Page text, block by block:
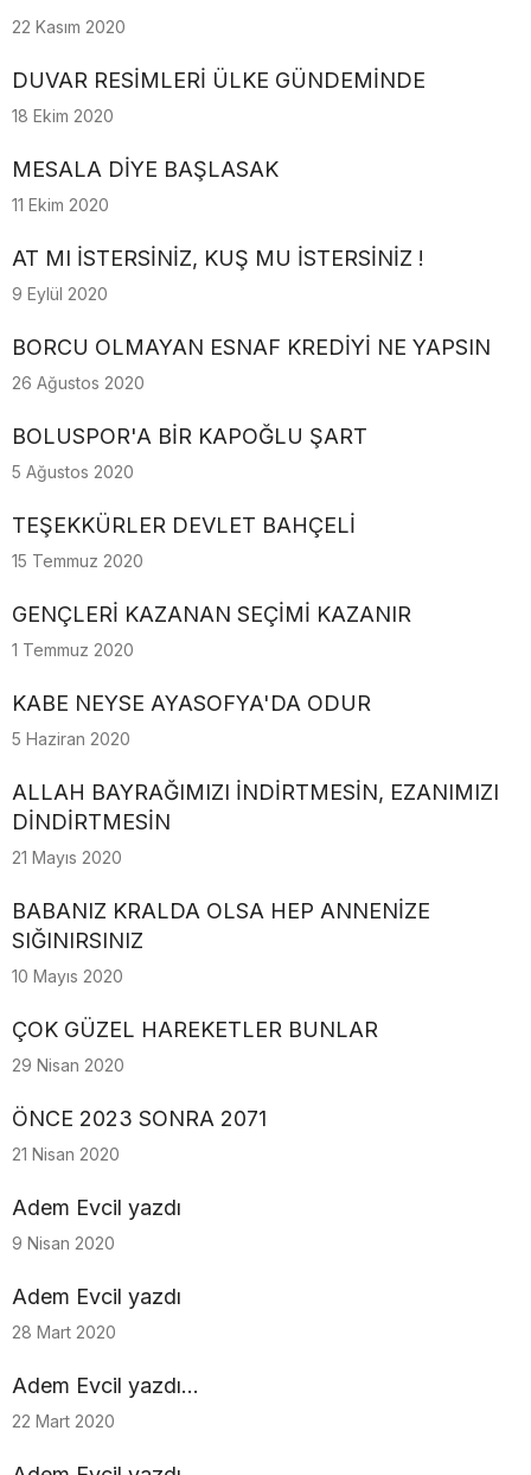
22 Kasım 2020
DUVAR RESİMLERİ ÜLKE GÜNDEMİNDE
18 Ekim 2020
MESALA DİYE BAŞLASAK
11 Ekim 2020
AT MI İSTERSİNİZ, KUŞ MU İSTERSİNİZ !
9 Eylül 2020
BORCU OLMAYAN ESNAF KREDİYİ NE YAPSIN
26 Ağustos 2020
BOLUSPOR'A BİR KAPOĞLU ŞART
5 Ağustos 2020
TEŞEKKÜRLER DEVLET BAHÇELİ
15 Temmuz 2020
GENÇLERİ KAZANAN SEÇİMİ KAZANIR
1 Temmuz 2020
KABE NEYSE AYASOFYA'DA ODUR
5 Haziran 2020
ALLAH BAYRAĞIMIZI İNDİRTMESİN, EZANIMIZI
DİNDİRTMESİN
21 Mayıs 2020
BABANIZ KRALDA OLSA HEP ANNENİZE
SIĞINIRSINIZ
10 Mayıs 2020
ÇOK GÜZEL HAREKETLER BUNLAR
29 Nisan 2020
ÖNCE 2023 SONRA 2071
21 Nisan 2020
Adem Evcil yazdı
9 Nisan 2020
Adem Evcil yazdı
28 Mart 2020
Adem Evcil yazdı...
22 Mart 2020